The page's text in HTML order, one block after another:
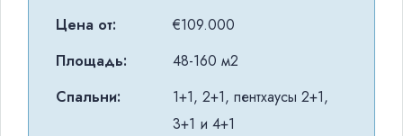
Цена от:
€109.000
Площадь:
48-160 м2
Спальни:
1+1, 2+1, пентхаусы 2+1,
3+1 и 4+1